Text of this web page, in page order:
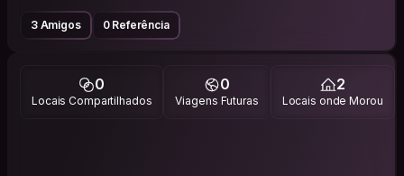
3 Amigos 0 Referência
0
Locais Compartilhados
0
Viagens Futuras
2
Locais onde Morou